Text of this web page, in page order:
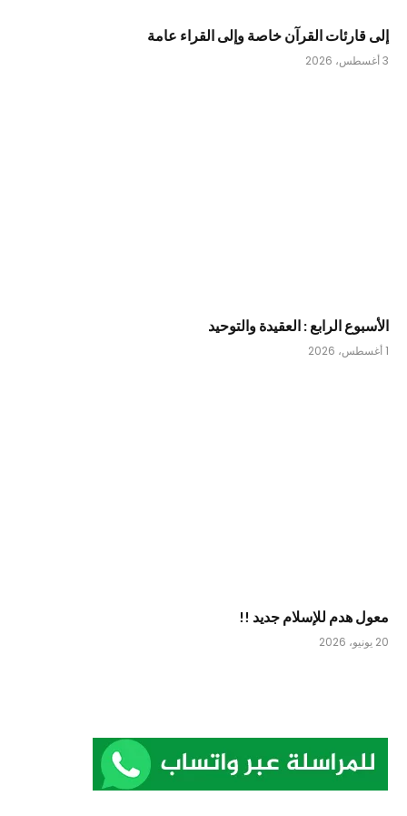
إلى قارئات القرآن خاصة وإلى القراء عامة
3 أغسطس، 2026
الأسبوع الرابع : العقيدة والتوحيد
1 أغسطس، 2026
معول هدم للإسلام جديد !!
20 يونيو، 2026